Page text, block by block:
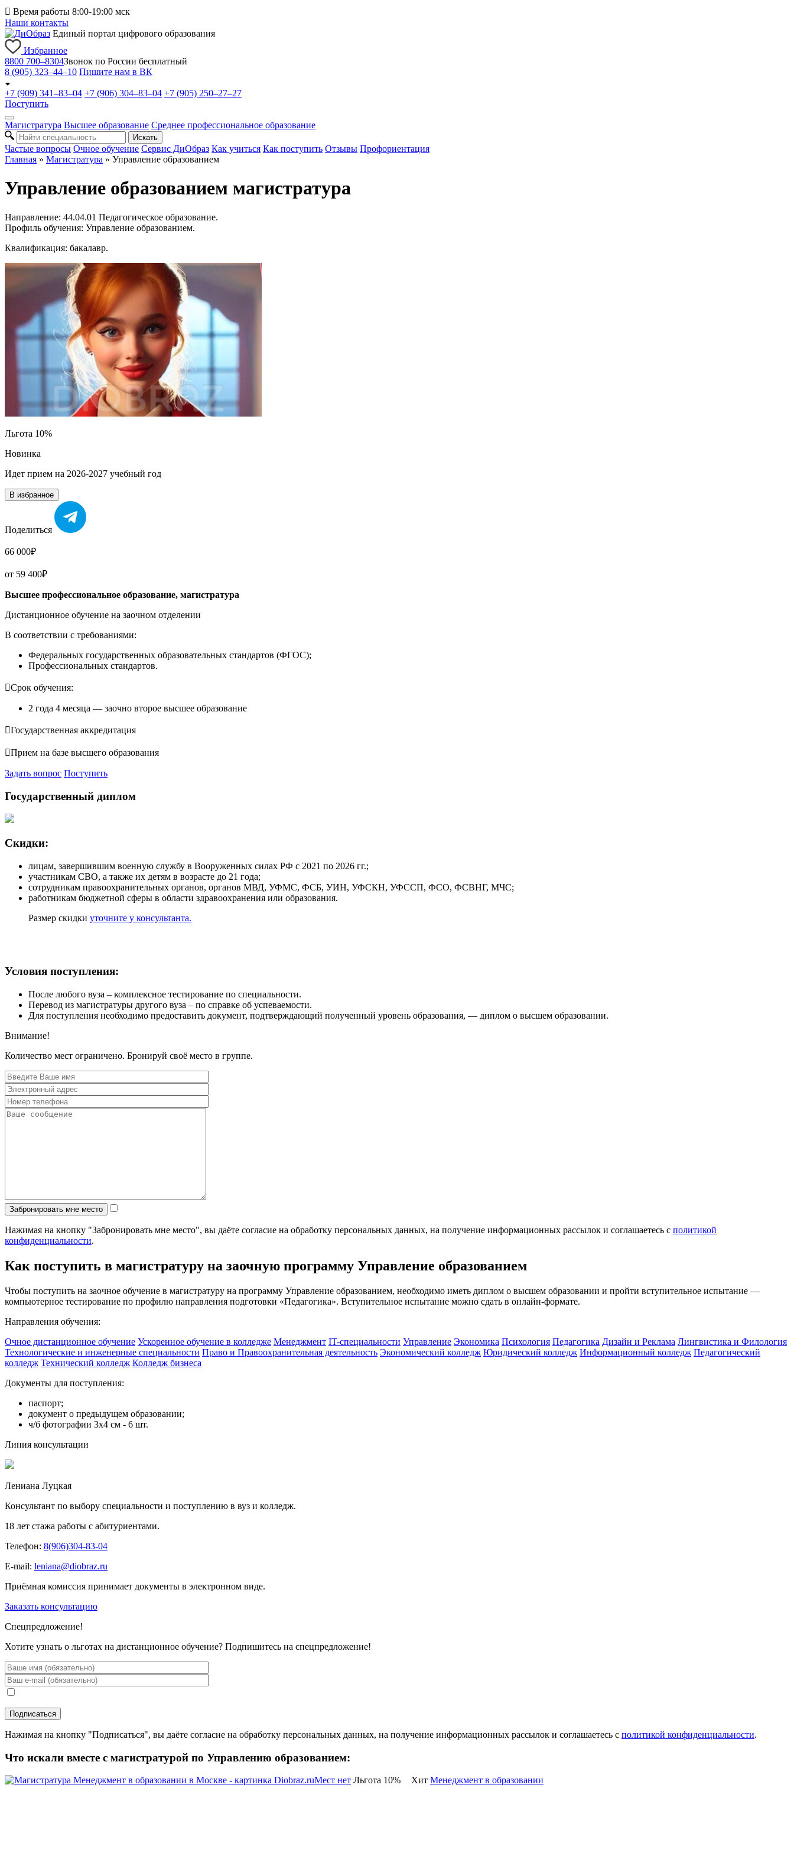
 Время работы 8:00-19:00 мск
Наши контакты
Единый портал цифрового образования
Избранное
8800 700–8304Звонок по России бесплатный
8 (905) 323–44–10 Пишите нам в ВК
+7 (909) 341–83–04 +7 (906) 304–83–04 +7 (905) 250–27–27
Поступить
Магистратура Высшее образование Среднее профессиональное образование
Искать
Частые вопросы Очное обучение Сервис ДиОбраз Как учиться Как поступить Отзывы Профориентация
Главная » Магистратура » Управление образованием
Управление образованием магистратура
Направление: 44.04.01 Педагогическое образование.
Профиль обучения: Управление образованием.
Квалификация: бакалавр.
Льгота 10%
Новинка
Идет прием на 2026-2027 учебный год
В избранное
Поделиться
66 000₽
от 59 400₽
Высшее профессиональное образование, магистратура
Дистанционное обучение на заочном отделении
В соответствии с требованиями:
Федеральных государственных образовательных стандартов (ФГОС);
Профессиональных стандартов.
Срок обучения:
2 года 4 месяца — заочно второе высшее образование
Государственная аккредитация
Прием на базе высшего образования
Задать вопрос Поступить
Государственный диплом
Скидки:
лицам, завершившим военную службу в Вооруженных силах РФ с 2021 по 2026 гг.;
участникам СВО, а также их детям в возрасте до 21 года;
сотрудникам правоохранительных органов, органов МВД, УФМС, ФСБ, УИН, УФСКН, УФССП, ФСО, ФСВНГ, МЧС;
работникам бюджетной сферы в области здравоохранения или образования.
Размер скидки уточните у консультанта.
Условия поступления:
После любого вуза – комплексное тестирование по специальности.
Перевод из магистратуры другого вуза – по справке об успеваемости.
Для поступления необходимо предоставить документ, подтверждающий полученный уровень образования, — диплом о высшем образовании.
Внимание!
Количество мест ограничено. Бронируй своё место в группе.
Нажимая на кнопку "Забронировать мне место", вы даёте согласие на обработку персональных данных, на получение информационных рассылок и соглашаетесь с политикой
конфиденциальности.
Как поступить в магистратуру на заочную программу Управление образованием
Чтобы поступить на заочное обучение в магистратуру на программу Управление образованием, необходимо иметь диплом о высшем образовании и пройти вступительное испытание —
компьютерное тестирование по профилю направления подготовки «Педагогика». Вступительное испытание можно сдать в онлайн-формате.
Направления обучения:
Очное дистанционное обучение Ускоренное обучение в колледже Менеджмент IT-специальности Управление Экономика Психология Педагогика Дизайн и Реклама Лингвистика и Филология
Технологические и инженерные специальности Право и Правоохранительная деятельность Экономический колледж Юридический колледж Информационный колледж Педагогический
колледж Технический колледж Колледж бизнеса
Документы для поступления:
паспорт;
документ о предыдущем образовании;
ч/б фотографии 3х4 см - 6 шт.
Линия консультации
Лениана Луцкая
Консультант по выбору специальности и поступлению в вуз и колледж.
18 лет стажа работы с абитуриентами.
Телефон: 8(906)304-83-04
E-mail: leniana@diobraz.ru
Приёмная комиссия принимает документы в электронном виде.
Заказать консультацию
Спецпредложение!
Хотите узнать о льготах на дистанционное обучение? Подпишитесь на спецпредложение!
Нажимая на кнопку "Подписаться", вы даёте согласие на обработку персональных данных, на получение информационных рассылок и соглашаетесь с политикой конфиденциальности.
Что искали вместе с магистратурой по Управлению образованием:
Мест нет Льгота 10% Хит Менеджмент в образовании